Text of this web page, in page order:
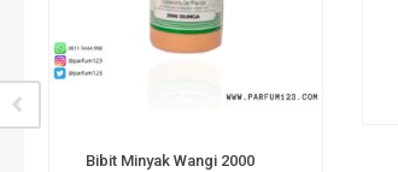
Bibit Minyak Wangi 2000